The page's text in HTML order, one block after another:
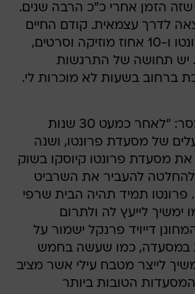
שזה הזמן אחרי כ"כ הרבה שנים.
לדרך עצמאית. קודם החיים
שלי היו 90 אחוז פרונטו ו-10 אחוז מוזיקה וסרטים,
יש תחושה של התרגשות
ברחוב בשעות לא מוכרות לי.
ממסעדת פרונטו נמסר: "לאחר כמעט 30 שנות
של מסעדת פרונטו, ושנה
מסעדת פרונטו קיוסקו בשוק
להחלטה להעביר את השרביט
פרונטו תמיד תהיה הבית שרפי
ימשיך לייעץ לה ולתרום
דייויד פרנקל ישמור על
במסעדה, כמו שעשה בחמש
לייצר מטבח עילי אשר מציב
הטובות ביותר